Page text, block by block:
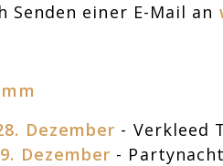
Senden einer E-Mail an
Dezember - Verkleed
Dezember -